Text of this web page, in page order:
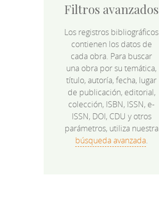
Filtros avanzados
Los registros bibliográficos
contienen los datos de
cada obra. Para buscar
una obra por su temática,
título, autoría, fecha, lugar
de publicación, editorial,
colección, ISBN, ISSN, e-
ISSN, DOI, CDU y otros
parámetros, utiliza nuestra
búsqueda avanzada.